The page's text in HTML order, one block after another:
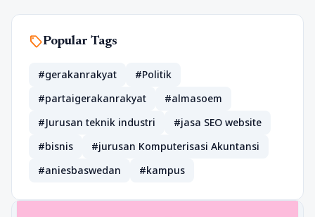
sellPopular Tags
#gerakanrakyat
#Politik
#partaigerakanrakyat
#almasoem
#Jurusan teknik industri
#jasa SEO website
#bisnis
#jurusan Komputerisasi Akuntansi
#aniesbaswedan
#kampus